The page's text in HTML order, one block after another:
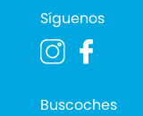
Síguenos
Buscoches